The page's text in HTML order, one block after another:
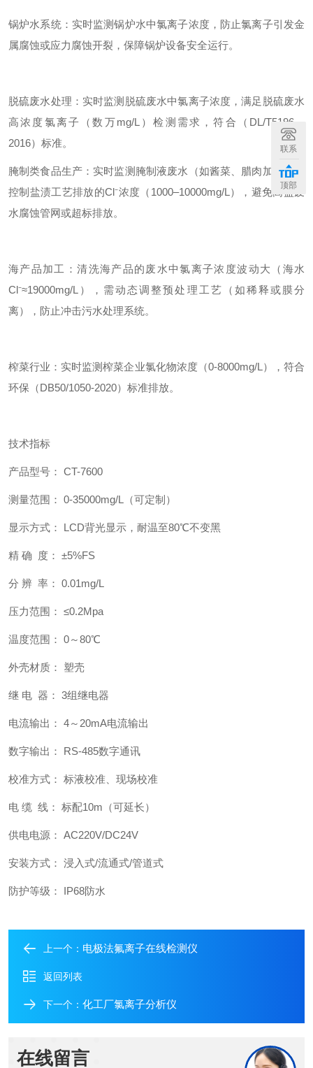
锅炉水系统：实时监测锅炉水中氯离子浓度，防止氯离子引发金
属腐蚀或应力腐蚀开裂，保障锅炉设备安全运行。
脱硫废水处理：实时监测脱硫废水中氯离子浓度，满足脱硫废水
高浓度氯离子（数万mg/L）检测需求，符合（DL/T5196—
2016）标准。
腌制类食品生产：实时监测腌制液废水（如酱菜、腊肉加工），
控制盐渍工艺排放的Cl⁻浓度（1000–10000mg/L），避免高盐废
水腐蚀管网或超标排放。
海产品加工：清洗海产品的废水中氯离子浓度波动大（海水
Cl⁻≈19000mg/L），需动态调整预处理工艺（如稀释或膜分
离），防止冲击污水处理系统。
榨菜行业：实时监测榨菜企业氯化物浓度（0-8000mg/L），符合
环保（DB50/1050-2020）标准排放。
技术指标
产品型号： CT-7600
测量范围： 0-35000mg/L（可定制）
显示方式： LCD背光显示，耐温至80℃不变黑
精 确 度： ±5%FS
分 辨 率： 0.01mg/L
压力范围： ≤0.2Mpa
温度范围： 0～80℃
外壳材质： 塑壳
继 电 器： 3组继电器
电流输出： 4～20mA电流输出
数字输出： RS-485数字通讯
校准方式： 标液校准、现场校准
电 缆 线： 标配10m（可延长）
供电电源： AC220V/DC24V
安装方式： 浸入式/流通式/管道式
防护等级： IP68防水
上一个： 电极法氟离子在线检测仪
返回列表
下一个： 化工厂氯离子分析仪
在线留言
联系
顶部